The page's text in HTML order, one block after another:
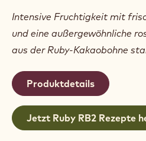
Intensive Fruchtigkeit mit
und eine außergewöhnliche
aus der Ruby-Kakaobohne
Produktdetails
Jetzt Ruby RB2 Rezepte